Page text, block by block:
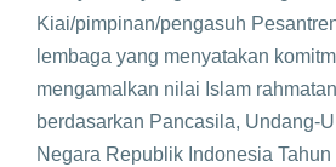
Kiai/pimpinan/pengasuh
lembaga yang menyatakan
mengamalkan nilai Islam
berdasarkan Pancasila, Undang-
Negara Republik Indonesia